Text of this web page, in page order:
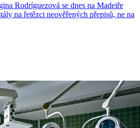
Rodríguezová se dnes na Madeiře
na řetězci neověřených přepisů, ne na